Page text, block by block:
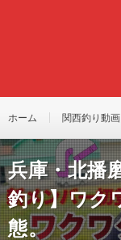
ホーム 関西釣り動画
兵庫・北播
釣り】ワク
態。